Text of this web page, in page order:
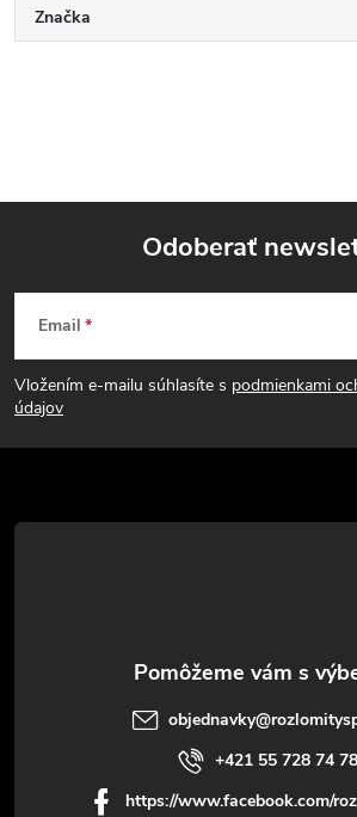
Značka
Z
á
p
t
Odoberať
Email
Vložením e-mailu súhlasíte s podmienkami
údajov
objednavky@
+421 55 728 74 78
https://www.facebook.com/